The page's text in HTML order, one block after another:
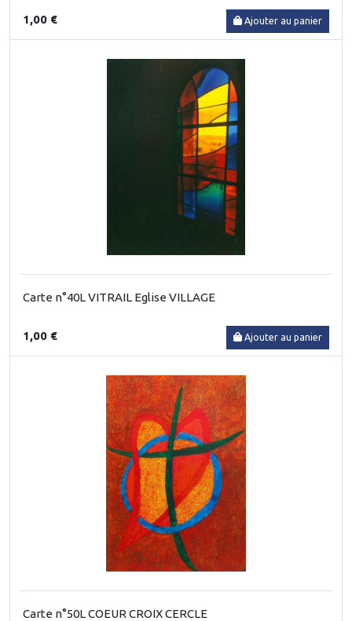
1,00 € Ajouter au panier
Carte n°40L VITRAIL Eglise VILLAGE
1,00 € Ajouter au panier
Carte n°50L COEUR CROIX CERCLE